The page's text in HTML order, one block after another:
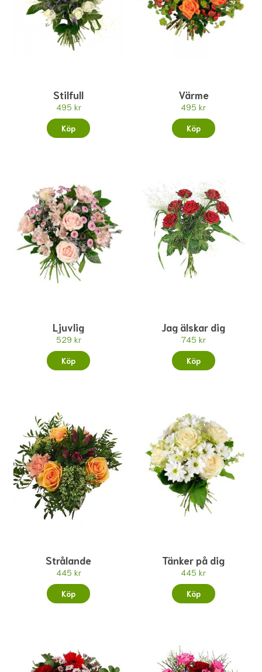
Stilfull
495 kr
Köp
Värme
495 kr
Köp
Ljuvlig
529 kr
Köp
Jag älskar dig
745 kr
Köp
Strålande
445 kr
Köp
Tänker på dig
445 kr
Köp